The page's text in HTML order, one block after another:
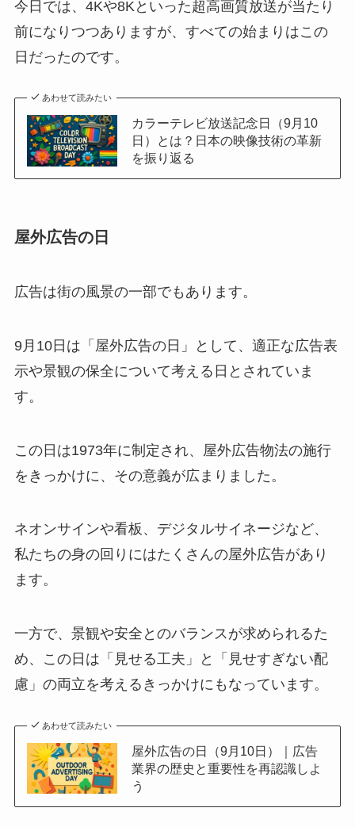
今日では、4Kや8Kといった超高画質放送が当たり
前になりつつありますが、すべての始まりはこの
日だったのです。
あわせて読みたい
カラーテレビ放送記念日（9月10
日）とは？日本の映像技術の革新
を振り返る
屋外広告の日
広告は街の風景の一部でもあります。
9月10日は「屋外広告の日」として、適正な広告表
示や景観の保全について考える日とされていま
す。
この日は1973年に制定され、屋外広告物法の施行
をきっかけに、その意義が広まりました。
ネオンサインや看板、デジタルサイネージなど、
私たちの身の回りにはたくさんの屋外広告があり
ます。
一方で、景観や安全とのバランスが求められるた
め、この日は「見せる工夫」と「見せすぎない配
慮」の両立を考えるきっかけにもなっています。
あわせて読みたい
屋外広告の日（9月10日）｜広告
業界の歴史と重要性を再認識しよ
う